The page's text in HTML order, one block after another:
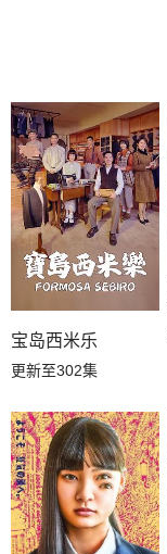
宝岛西米乐
更新至302集